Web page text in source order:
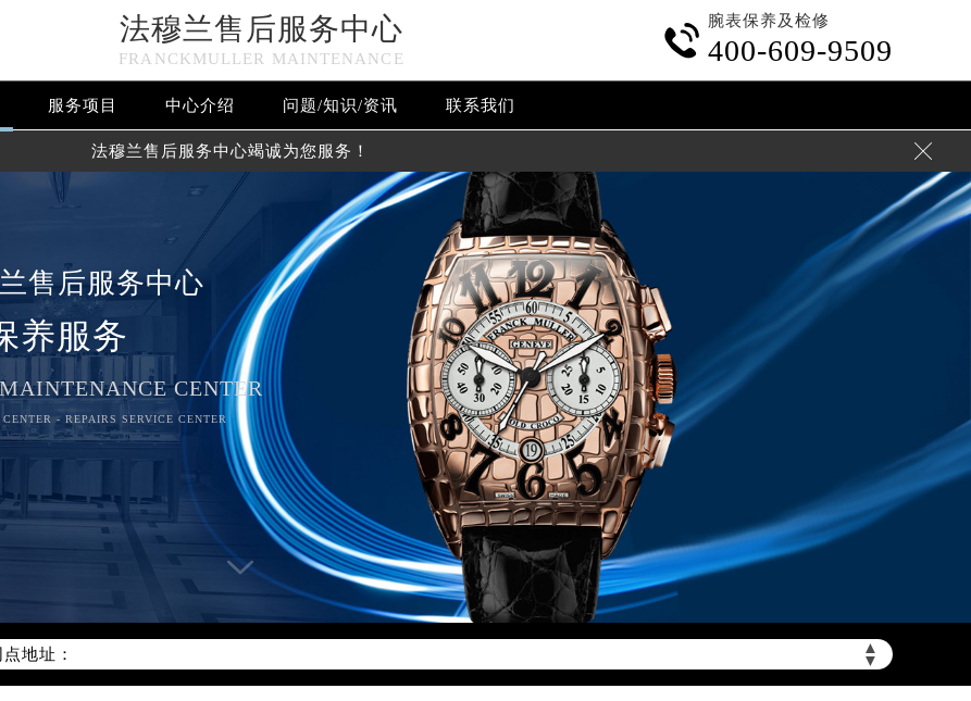
法穆兰售后服务中心
FRANCKMULLER MAINTENANCE

腕表保养及检修
400-609-9509
服务项目 中心介绍 问题/知识/资讯 联系我们
法穆兰售后服务中心竭诚为您服务！ 
售后服务中心
养服务
CENTER
- REPAIRS SERVICE CENTER
▲
▼
化升级公告
热线：400-609-9509
，服务覆盖中国大陆、香港、澳门、台湾全部区域（非大陆需加拨“+86”）
地址：
际中心写字楼D座11层1102室（北京总部）（需提前预约）